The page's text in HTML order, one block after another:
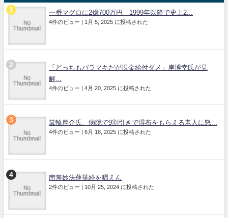
一番マグロに2億700万円 1999年以降で史上2...
4件のビュー | 1月 5, 2025 に投稿された
「どっちもバラマキだが現金給付ダメ」岸博幸氏が見
解...
4件のビュー | 4月 20, 2025 に投稿された
箕輪厚介氏、病院で9割引きで湿布をもらえる老人に怒...
4件のビュー | 6月 18, 2025 に投稿された
南無妙法蓮華経を唱えん
2件のビュー | 10月 25, 2024 に投稿された